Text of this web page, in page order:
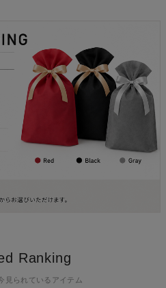
Ranking
見られているアイテム